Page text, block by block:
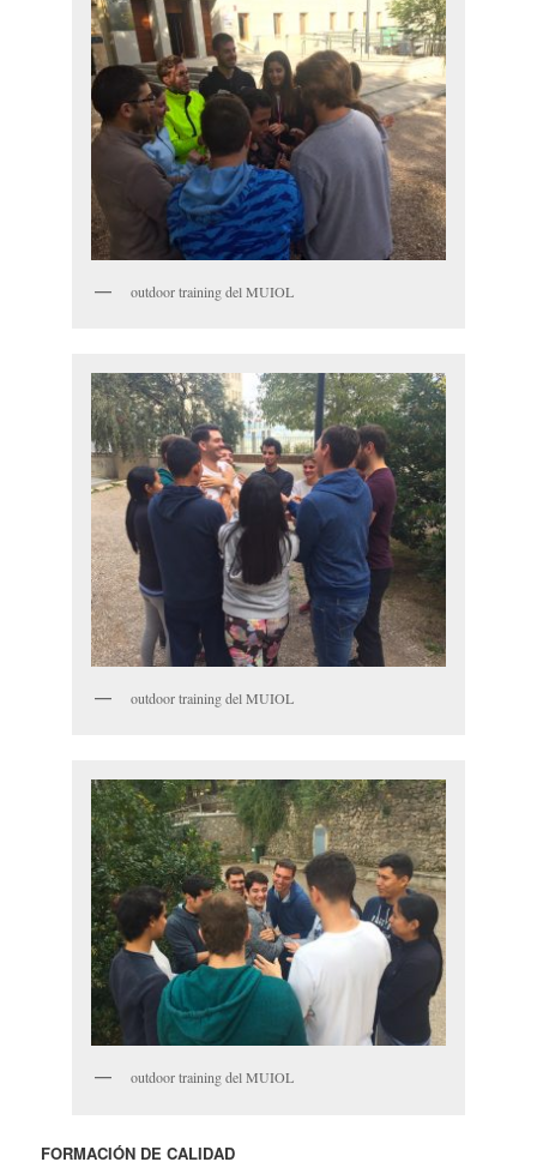
outdoor training del MUIOL
outdoor training del MUIOL
outdoor training del MUIOL
FORMACIÓN DE CALIDAD